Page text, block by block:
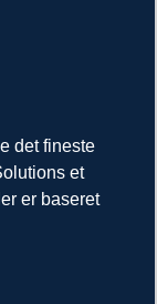
det fineste
et
er baseret